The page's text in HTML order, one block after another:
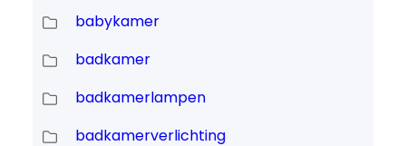
babykamer
badkamer
badkamerlampen
badkamerverlichting